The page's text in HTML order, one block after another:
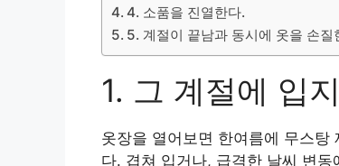
4. 소품을 진열한다.
5. 계절이 끝남과 동시에 옷을 손질
1. 그 계절에 입
옷장을 열어보면 한여름에 무스
다. 겹쳐 입거나, 급격한 날씨 변